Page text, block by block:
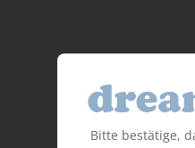
Bitte bestätige,